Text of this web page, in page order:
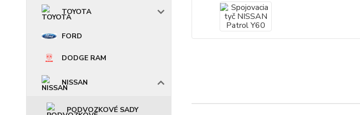
TOYOTA
FORD
DODGE RAM
NISSAN
PODVOZKOVÉ SADY